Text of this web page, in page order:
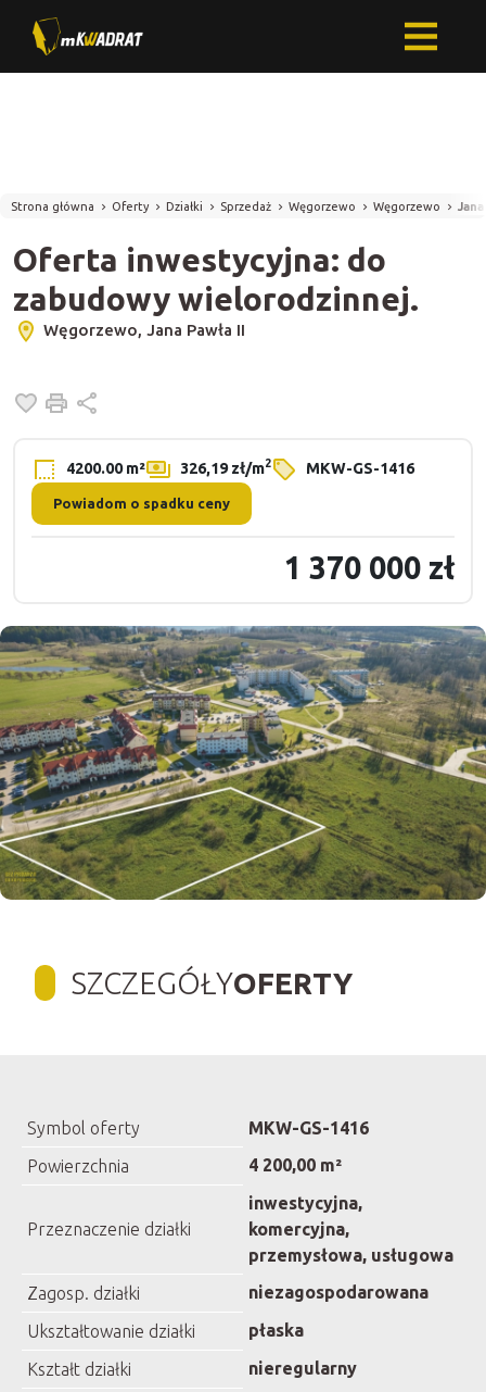
Strona główna Oferty Działki Sprzedaż Węgorzewo Węgorzewo Jana
Oferta inwestycyjna: do
zabudowy wielorodzinnej.
Węgorzewo, Jana Pawła II
Dodaj do ulubionych
Drukuj
4200.00 m² 326,19 zł/m2 MKW-GS-1416
Powiadom o spadku ceny
1 370 000 zł
SZCZEGÓŁYOFERTY
Symbol oferty
MKW-GS-1416
Powierzchnia
4 200,00 m²
Przeznaczenie działki
inwestycyjna,
komercyjna,
przemysłowa, usługowa
Zagosp. działki
niezagospodarowana
Ukształtowanie działki
płaska
Kształt działki
nieregularny